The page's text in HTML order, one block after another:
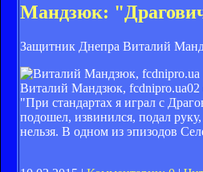
Мандзюк:
Защитник Днепра Виталий
Виталий Мандзюк, fcdnipro.ua02
"При стандартах я играл с
подошел, извинился, подал
нельзя. В одном из эпизодов